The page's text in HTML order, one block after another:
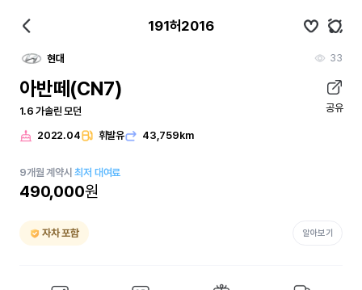
191허2016
현대 33
아반떼(CN7)
1.6 가솔린 모던 공유
2022.04 휘발유 43,759km
9개월 계약시최저 대여료
490,000원
자차 포함 알아보기